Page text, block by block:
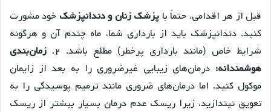
قبل از هر اقدامی، حتماً با پزشک زنان و دندانپزشک خود مشورت
کنید. دندانپزشک باید از بارداری شما، ماه چندم آن و هرگونه
شرایط خاص (مانند بارداری پرخطر) مطلع باشد. ۲.
زمان‌بندی
هوشمندانه: درمان‌های زیبایی غیرضروری را به بعد از زایمان
موکول کنید. اما درمان‌های ضروری مانند ترمیم پوسیدگی را به
تعویق نیندازید، زیرا ریسک عدم درمان بسیار بیشتر از ریسک